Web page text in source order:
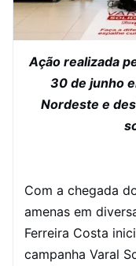
Ação realizada
30 de junho
Nordeste e
Com a chegada
amenas em
Ferreira Costa
campanha Varal